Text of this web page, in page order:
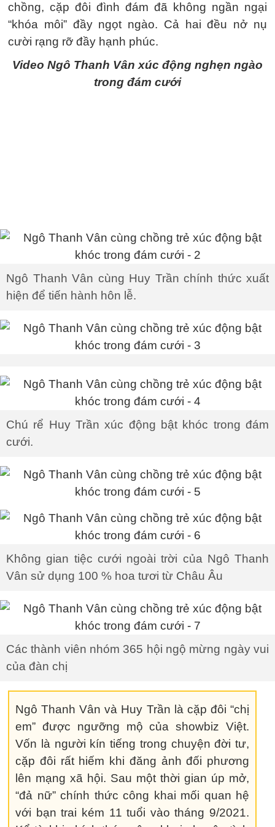
chồng, cặp đôi đình đám đã không ngần ngại
“khóa môi” đầy ngọt ngào. Cả hai đều nở nụ
cười rạng rỡ đầy hạnh phúc.
Video Ngô Thanh Vân xúc động nghẹn ngào
trong đám cưới
Ngô Thanh Vân cùng Huy Trần chính thức xuất
hiện để tiến hành hôn lễ.
Chú rể Huy Trần xúc động bật khóc trong đám
cưới.
Không gian tiệc cưới ngoài trời của Ngô Thanh
Vân sử dụng 100 % hoa tươi từ Châu Âu
Các thành viên nhóm 365 hội ngộ mừng ngày vui
của đàn chị
Ngô Thanh Vân và Huy Trần là cặp đôi “chị
em” được ngưỡng mộ của showbiz Việt.
Vốn là người kín tiếng trong chuyện đời tư,
cặp đôi rất hiếm khi đăng ảnh đối phương
lên mạng xã hội. Sau một thời gian úp mở,
“đả nữ” chính thức công khai mối quan hệ
với bạn trai kém 11 tuổi vào tháng 9/2021.